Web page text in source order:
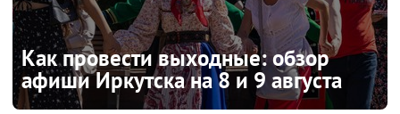
Как провести выходные: обзор
афиши Иркутска на 8 и 9 августа